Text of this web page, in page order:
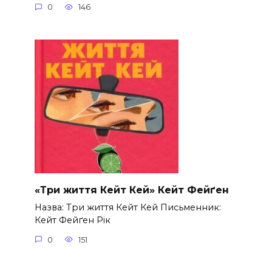
0 146
«Три життя Кейт Кей» Кейт Фейґен
Назва: Три життя Кейт Кей Письменник:
Кейт Фейґен Рік
0 151